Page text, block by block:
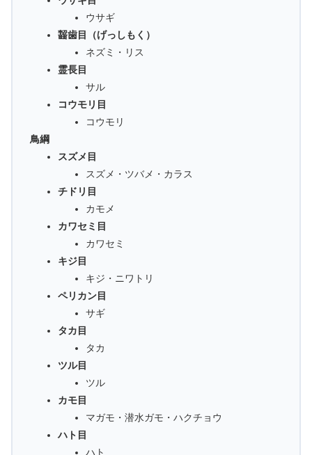
ウサギ
齧歯目（げっしもく）
ネズミ・リス
霊長目
サル
コウモリ目
コウモリ
鳥綱
スズメ目
スズメ・ツバメ・カラス
チドリ目
カモメ
カワセミ目
カワセミ
キジ目
キジ・ニワトリ
ペリカン目
サギ
タカ目
タカ
ツル目
ツル
カモ目
マガモ・潜水ガモ・ハクチョウ
ハト目
ハト